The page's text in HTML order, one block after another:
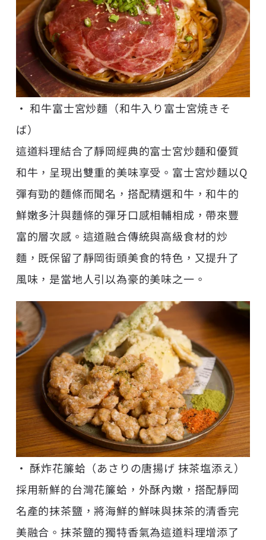
• 和牛富士宮炒麵（和牛入り富士宮焼きそ
ば）
這道料理結合了靜岡經典的富士宮炒麵和優質
和牛，呈現出雙重的美味享受。富士宮炒麵以Q
彈有勁的麵條而聞名，搭配精選和牛，和牛的
鮮嫩多汁與麵條的彈牙口感相輔相成，帶來豐
富的層次感。這道融合傳統與高級食材的炒
麵，既保留了靜岡街頭美食的特色，又提升了
風味，是當地人引以為豪的美味之一。
• 酥炸花簾蛤（あさりの唐揚げ 抹茶塩添え）
採用新鮮的台灣花簾蛤，外酥內嫩，搭配靜岡
名產的抹茶鹽，將海鮮的鮮味與抹茶的清香完
美融合。抹茶鹽的獨特香氣為這道料理增添了